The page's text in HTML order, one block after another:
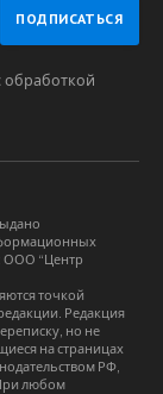
обработкой
ООО “Центр
точкой
Редакция
но не
на страницах
РФ,
любом